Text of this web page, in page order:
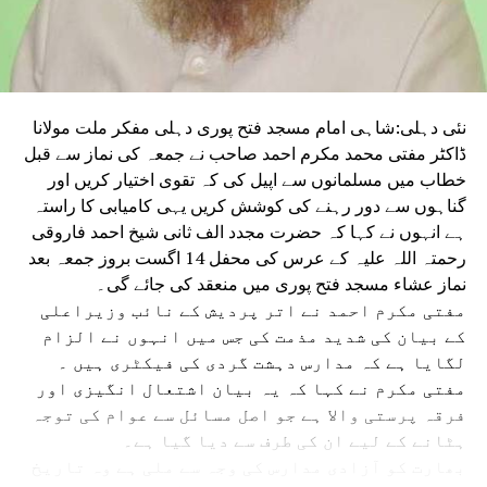
نئی دہلی:شاہی امام مسجد فتح پوری دہلی مفکر ملت مولانا
ڈاکٹر مفتی محمد مکرم احمد صاحب نے جمعہ کی نماز سے قبل
خطاب میں مسلمانوں سے اپیل کی کہ تقوی اختیار کریں اور
گناہوں سے دور رہنے کی کوشش کریں یہی کامیابی کا راستہ
ہے انہوں نے کہا کہ حضرت مجدد الف ثانی شیخ احمد فاروقی
رحمتہ اللہ علیہ کے عرس کی محفل 14 اگست بروز جمعہ بعد
نماز عشاء مسجد فتح پوری میں منعقد کی جائے گی۔
مفتی مکرم احمد نے اتر پردیش کے نائب وزیراعلی
کے بیان کی شدید مذمت کی جس میں انہوں نے الزام
لگایا ہے کہ مدارس دہشت گردی کی فیکٹری ہیں ۔
مفتی مکرم نے کہا کہ یہ بیان اشتعال انگیزی اور
فرقہ پرستی والا ہے جو اصل مسائل سے عوام کی توجہ
ہٹانے کے لیے ان کی طرف سے دیا گیا ہے۔